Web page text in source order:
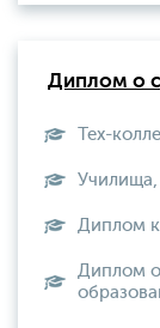
Диплом о
Тех-
Диплом
Диплом